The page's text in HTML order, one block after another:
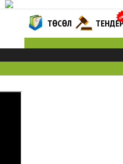
ТӨСӨЛ